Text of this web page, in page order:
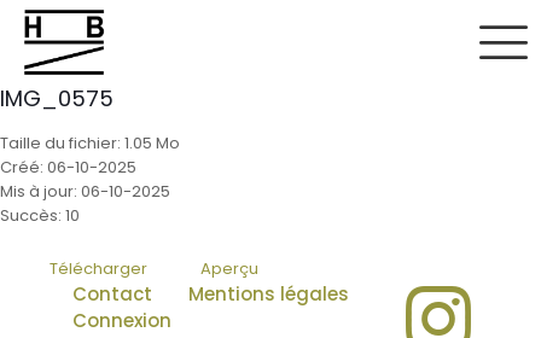
IMG_0575
Taille du fichier: 1.05 Mo
Créé: 06-10-2025
Mis à jour: 06-10-2025
Succès: 10
Télécharger Aperçu
Contact
Mentions légales
Connexion